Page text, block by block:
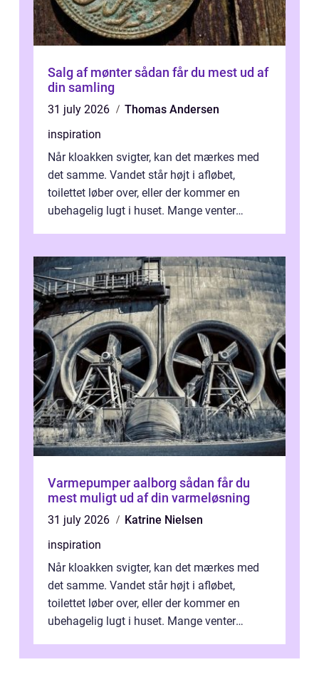
Salg af mønter sådan får du mest ud af
din samling
31 july 2026
Thomas Andersen
inspiration
Når kloakken svigter, kan det mærkes med
det samme. Vandet står højt i afløbet,
toilettet løber over, eller der kommer en
ubehagelig lugt i huset. Mange venter
Varmepumper aalborg sådan får du
mest muligt ud af din varmeløsning
31 july 2026
Katrine Nielsen
inspiration
Når kloakken svigter, kan det mærkes med
det samme. Vandet står højt i afløbet,
toilettet løber over, eller der kommer en
ubehagelig lugt i huset. Mange venter